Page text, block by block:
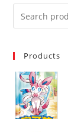
Products